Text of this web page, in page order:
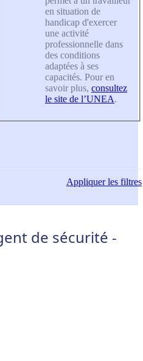
en situation de
handicap d'exercer
une activité
professionnelle dans
des conditions
adaptées à ses
capacités. Pour en
savoir plus, consultez
le site de l’UNEA.
Appliquerles filtres
de sécurité -